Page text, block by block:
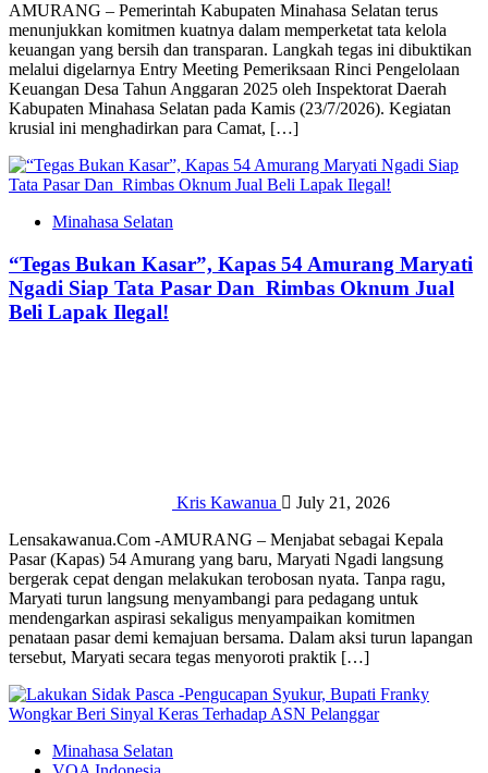
‎​AMURANG – Pemerintah Kabupaten Minahasa Selatan terus
menunjukkan komitmen kuatnya dalam memperketat tata kelola
keuangan yang bersih dan transparan. Langkah tegas ini dibuktikan
melalui digelarnya Entry Meeting Pemeriksaan Rinci Pengelolaan
Keuangan Desa Tahun Anggaran 2025 oleh Inspektorat Daerah
Kabupaten Minahasa Selatan pada Kamis (23/7/2026). ‎​Kegiatan
krusial ini menghadirkan para Camat, […]
Minahasa Selatan
“Tegas Bukan Kasar”, Kapas 54 Amurang Maryati
Ngadi Siap Tata Pasar Dan Rimbas Oknum Jual
Beli Lapak Ilegal!
Kris Kawanua
July 21, 2026
Lensakawanua.Com -AMURANG – Menjabat sebagai Kepala
Pasar (Kapas) 54 Amurang yang baru, Maryati Ngadi langsung
bergerak cepat dengan melakukan terobosan nyata. ‎Tanpa ragu,
Maryati turun langsung menyambangi para pedagang untuk
mendengarkan aspirasi sekaligus menyampaikan komitmen
penataan pasar demi kemajuan bersama. ‎​Dalam aksi turun lapangan
tersebut, Maryati secara tegas menyoroti praktik […]
Minahasa Selatan